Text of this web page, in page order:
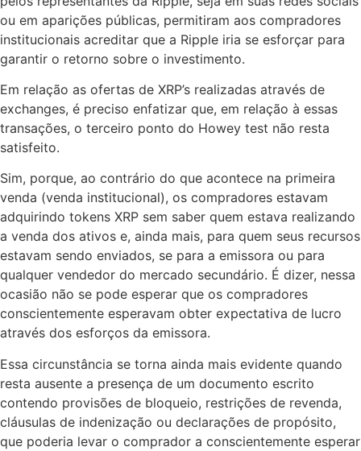
ou em aparições públicas, permitiram aos compradores
institucionais acreditar que a Ripple iria se esforçar para
garantir o retorno sobre o investimento.
Em relação as ofertas de XRP’s realizadas através de
exchanges, é preciso enfatizar que, em relação à essas
transações, o terceiro ponto do Howey test não resta
satisfeito.
Sim, porque, ao contrário do que acontece na primeira
venda (venda institucional), os compradores estavam
adquirindo tokens XRP sem saber quem estava realizando
a venda dos ativos e, ainda mais, para quem seus recursos
estavam sendo enviados, se para a emissora ou para
qualquer vendedor do mercado secundário. É dizer, nessa
ocasião não se pode esperar que os compradores
conscientemente esperavam obter expectativa de lucro
através dos esforços da emissora.
Essa circunstância se torna ainda mais evidente quando
resta ausente a presença de um documento escrito
contendo provisões de bloqueio, restrições de revenda,
cláusulas de indenização ou declarações de propósito,
que poderia levar o comprador a conscientemente esperar